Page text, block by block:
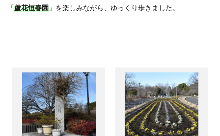
「蘆花恒春園 」を楽しみながら、ゆっくり歩きました。